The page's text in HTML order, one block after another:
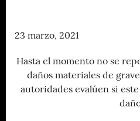
23 marzo, 2021
Hasta el momento no se
daños materiales de
autoridades evalúen si